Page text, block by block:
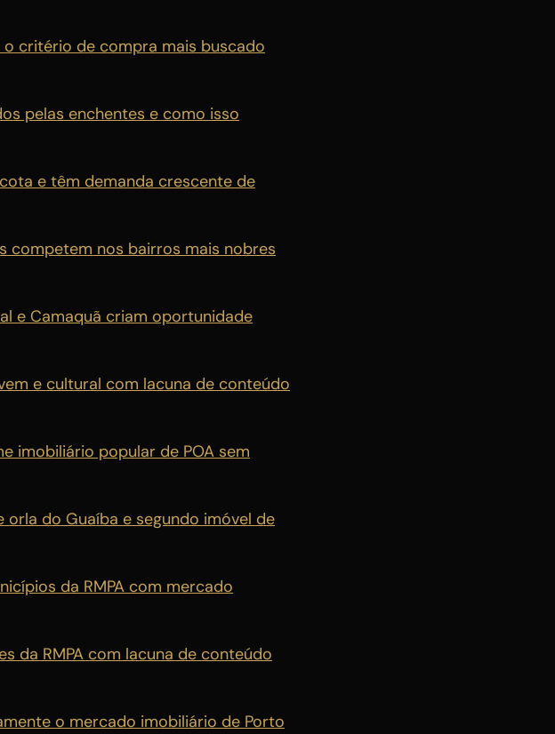
critério de compra mais buscado
pelas enchentes e como isso
e têm demanda crescente de
competem nos bairros mais nobres
e Camaquã criam oportunidade
e cultural com lacuna de conteúdo
imobiliário popular de POA sem
orla do Guaíba e segundo imóvel de
da RMPA com mercado
da RMPA com lacuna de conteúdo
o mercado imobiliário de Porto